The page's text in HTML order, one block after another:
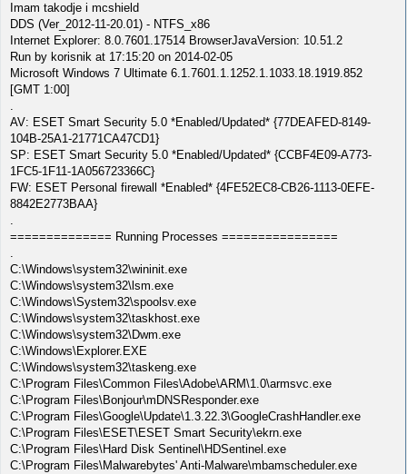
Imam takodje i mcshield
DDS (Ver_2012-11-20.01) - NTFS_x86
Internet Explorer: 8.0.7601.17514 BrowserJavaVersion: 10.51.2
Run by korisnik at 17:15:20 on 2014-02-05
Microsoft Windows 7 Ultimate 6.1.7601.1.1252.1.1033.18.1919.852
[GMT 1:00]
.
AV: ESET Smart Security 5.0 *Enabled/Updated* {77DEAFED-8149-
104B-25A1-21771CA47CD1}
SP: ESET Smart Security 5.0 *Enabled/Updated* {CCBF4E09-A773-
1FC5-1F11-1A056723366C}
FW: ESET Personal firewall *Enabled* {4FE52EC8-CB26-1113-0EFE-
8842E2773BAA}
.
============== Running Processes ================
.
C:\Windows\system32\wininit.exe
C:\Windows\system32\lsm.exe
C:\Windows\System32\spoolsv.exe
C:\Windows\system32\taskhost.exe
C:\Windows\system32\Dwm.exe
C:\Windows\Explorer.EXE
C:\Windows\system32\taskeng.exe
C:\Program Files\Common Files\Adobe\ARM\1.0\armsvc.exe
C:\Program Files\Bonjour\mDNSResponder.exe
C:\Program Files\Google\Update\1.3.22.3\GoogleCrashHandler.exe
C:\Program Files\ESET\ESET Smart Security\ekrn.exe
C:\Program Files\Hard Disk Sentinel\HDSentinel.exe
C:\Program Files\Malwarebytes' Anti-Malware\mbamscheduler.exe